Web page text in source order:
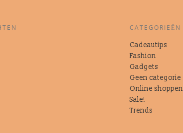
CATEGORIEËN
Cadeautips
Fashion
Gadgets
Geen categorie
Online shoppen
Sale!
Trends